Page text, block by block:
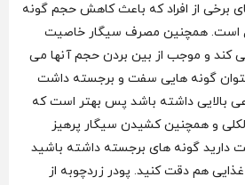
برخی از افراد که باعث کاهش حجم گونه
است. همچنین مصرف سیگار خاصیت
کند و موجب از بین بردن حجم آنها می‌
بتوان گونه‌ هایی سفت و برجسته داشت
بالایی داشته باشد پس بهتر است که
و همچنین کشیدن سیگار پرهیز
دارید گونه های برجسته داشته باشید
هم دقت کنید. پودر زردچوبه از